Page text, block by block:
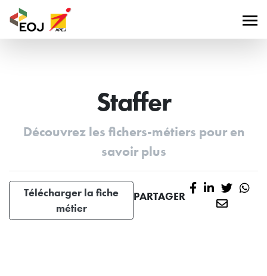
Staffer
Découvrez les fichers-métiers pour en
savoir plus
Télécharger la fiche
métier
PARTAGER